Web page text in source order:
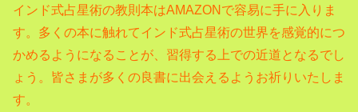
インド式占星術の教則本はAMAZONで容易に手に入りま
す。 多くの本に触れてインド式占星術の世界を感覚的につ
かめるようになることが、習得する上での近道となるでし
ょう。 皆さまが多くの良書に出会えるようお祈りいたしま
す。